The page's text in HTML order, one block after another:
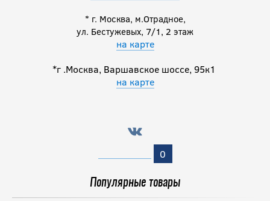
* г. Москва, м.Отрадное,
ул. Бестужевых, 7/1, 2 этаж
на карте
*г .Москва, Варшавское шоссе, 95к1
на карте
0
Популярные товары